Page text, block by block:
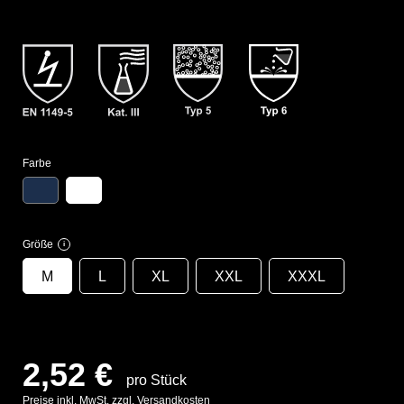
Farbe
Größe i
M L XL XXL XXXL
2,52 € pro Stück
Preise inkl. MwSt. zzgl. Versandkosten